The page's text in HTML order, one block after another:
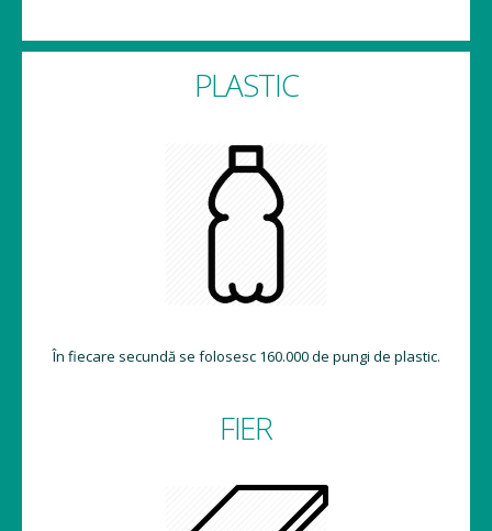
PLASTIC
În fiecare secundă se folosesc 160.000 de pungi de plastic.
FIER